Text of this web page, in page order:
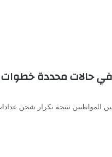
حالات محددة خطوات
المواطنين نتيجة تكرار شحن